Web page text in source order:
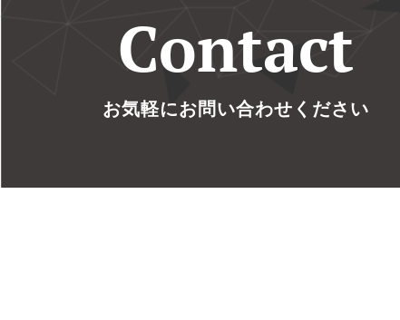
Contact
お気軽にお問い合わせください